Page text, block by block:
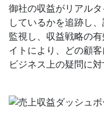
御社の収益がリアル
しているかを追跡し
監視し、収益戦略の
イトにより、どの顧
ビジネス上の疑問に